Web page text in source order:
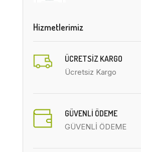
Hizmetlerimiz
ÜCRETSIZ KARGO
Ücretsiz Kargo
GÜVENLİ ÖDEME
GÜVENLİ ÖDEME